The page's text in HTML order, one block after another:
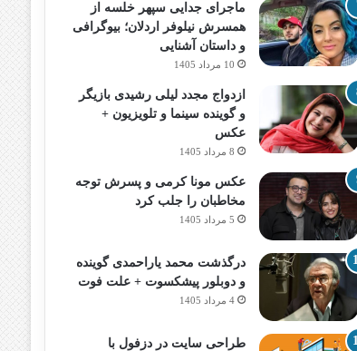
ماجرای جدایی سپهر خلسه از
همسرش نیلوفر اردلان؛ بیوگرافی
و داستان آشنایی
10 مرداد 1405
ازدواج مجدد لیلی رشیدی بازیگر
و گوینده سینما و تلویزیون +
عکس
8 مرداد 1405
عکس مونا کرمی و پسرش توجه
مخاطبان را جلب کرد
5 مرداد 1405
درگذشت محمد یاراحمدی گوینده
و دوبلور پیشکسوت + علت فوت
4 مرداد 1405
طراحی سایت در دزفول با